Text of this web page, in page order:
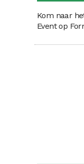
Kom naar
Event op